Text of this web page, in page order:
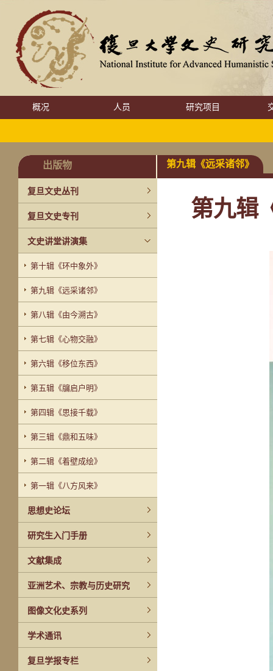
概况 人员 研究项目
出版物
复旦文史丛刊
复旦文史专刊
文史讲堂讲演集
第十辑《环中象外》
第九辑《远采诸邻》
第八辑《由今溯古》
第七辑《心物交融》
第六辑《移位东西》
第五辑《牖启户明》
第四辑《思接千载》
第三辑《鼎和五味》
第二辑《着壁成绘》
第一辑《八方风来》
思想史论坛
研究生入门手册
文献集成
亚洲艺术、宗教与历史研究
图像文化史系列
学术通讯
复旦学报专栏
第九辑《远采诸邻》
第九辑